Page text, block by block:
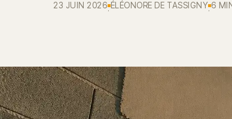
23 JUIN 2026
·
ÉLÉONORE DE TASSIGNY
·
6